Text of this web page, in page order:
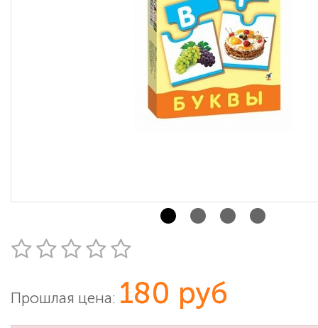
Прошлая цена: 180 руб